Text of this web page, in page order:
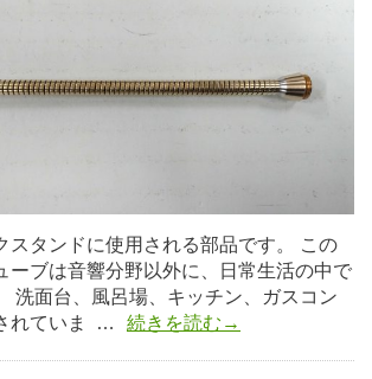
スタンドに使用される部品です。 この
ーブは音響分野以外に、日常生活の中で
洗面台、風呂場、キッチン、ガスコン
れていま …
続きを読む→